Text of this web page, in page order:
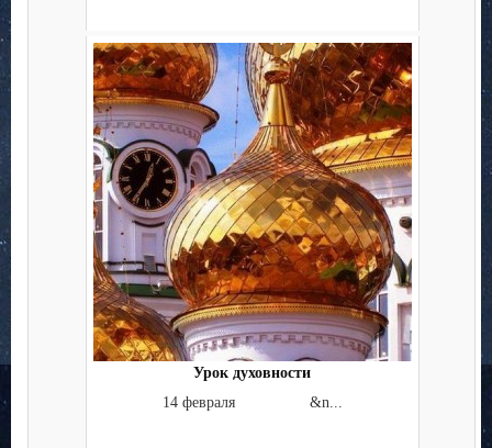
Урок духовности
14 февраля &n...